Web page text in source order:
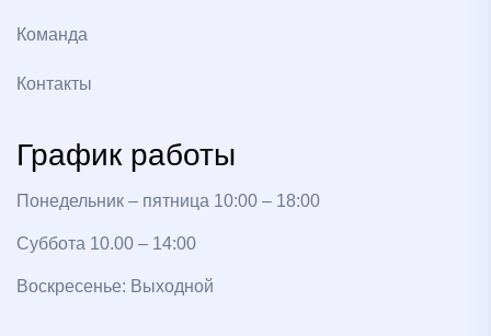
Команда
Контакты
График работы
Понедельник – пятница 10:00 – 18:00
Суббота 10.00 – 14:00
Воскресенье: Выходной